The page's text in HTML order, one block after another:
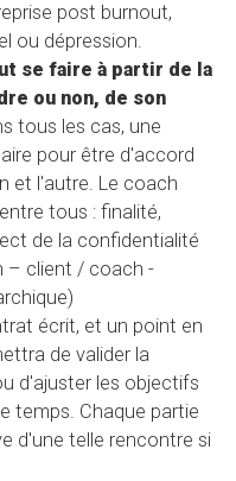
post burnout,
ou dépression.
se faire à partir de la
ou non, de son
tous les cas, une
pour être d'accord
et l'autre. Le coach
tous : finalité,
de la confidentialité
– client / coach -
écrit, et un point en
de valider la
d'ajuster les objectifs
temps. Chaque partie
d'une telle rencontre si